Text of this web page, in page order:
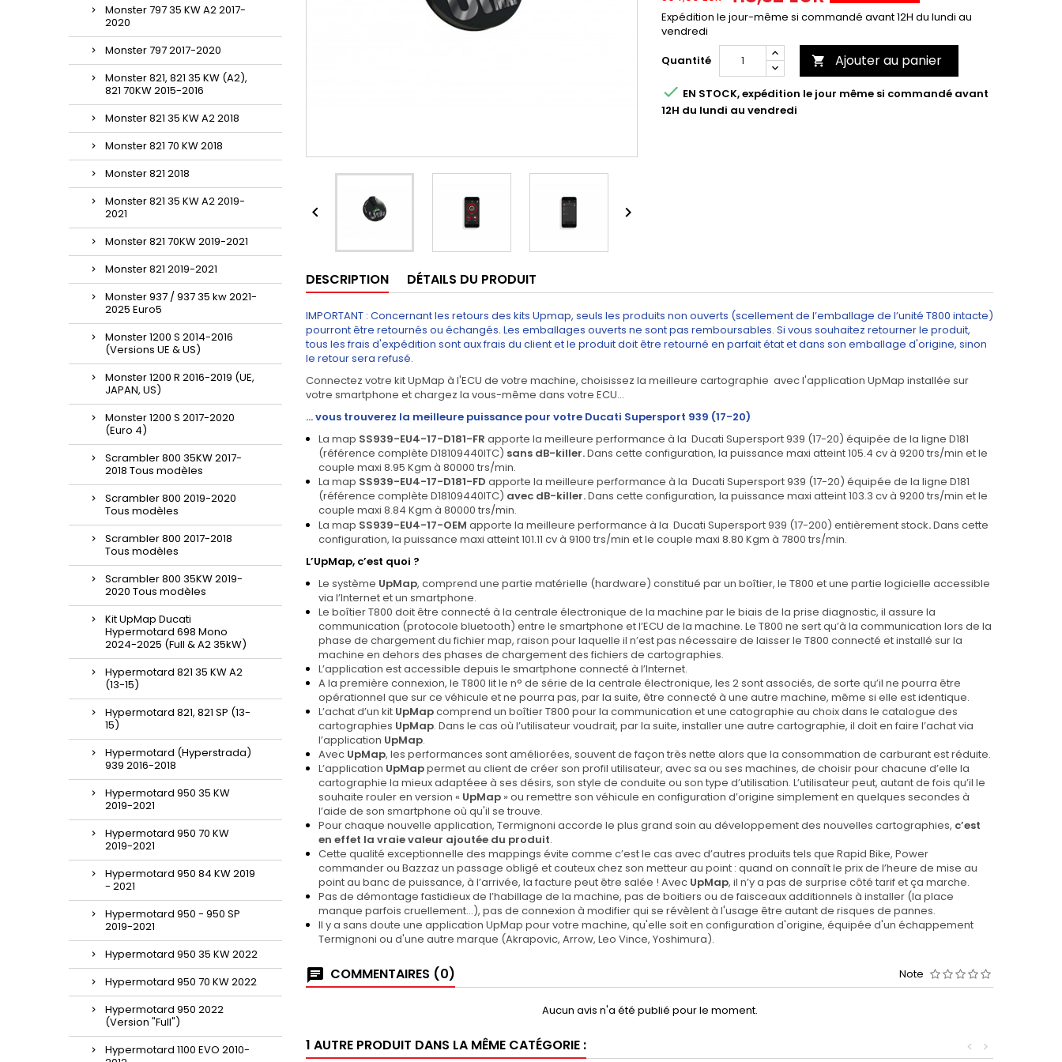
Monster 797 35 KW A2 2017-
2020
Monster 797 2017-2020
Monster 821, 821 35 KW (A2),
821 70KW 2015-2016
Monster 821 35 KW A2 2018
Monster 821 70 KW 2018
Monster 821 2018
Monster 821 35 KW A2 2019-
2021
Monster 821 70KW 2019-2021
Monster 821 2019-2021
Monster 937 / 937 35 kw 2021-
2025 Euro5
Monster 1200 S 2014-2016
(Versions UE & US)
Monster 1200 R 2016-2019 (UE,
JAPAN, US)
Monster 1200 S 2017-2020
(Euro 4)
Scrambler 800 35KW 2017-
2018 Tous modèles
Scrambler 800 2019-2020
Tous modèles
Scrambler 800 2017-2018
Tous modèles
Scrambler 800 35KW 2019-
2020 Tous modèles
Kit UpMap Ducati
Hypermotard 698 Mono
2024-2025 (Full & A2 35kW)
Hypermotard 821 35 KW A2
(13-15)
Hypermotard 821, 821 SP (13-
15)
Hypermotard (Hyperstrada)
939 2016-2018
Hypermotard 950 35 KW
2019-2021
Hypermotard 950 70 KW
2019-2021
Hypermotard 950 84 KW 2019
- 2021
Hypermotard 950 - 950 SP
2019-2021
Hypermotard 950 35 KW 2022
Hypermotard 950 70 KW 2022
Hypermotard 950 2022
(Version "Full")
Hypermotard 1100 EVO 2010-
 
Expédition le jour-même si commandé avant 12H du lundi au
vendredi
Quantité
 Ajouter au panier
 EN STOCK, expédition le jour même si commandé avant
12H du lundi au vendredi
DESCRIPTION DÉTAILS DU PRODUIT
IMPORTANT : Concernant les retours des kits Upmap, seuls les produits non ouverts (scellement de l’emballage de l’unité T800 intacte)
pourront être retournés ou échangés. Les emballages ouverts ne sont pas remboursables. Si vous souhaitez retourner le produit,
tous les frais d'expédition sont aux frais du client et le produit doit être retourné en parfait état et dans son emballage d'origine, sinon
le retour sera refusé.
Connectez votre kit UpMap à l'ECU de votre machine, choisissez la meilleure cartographie avec l'application UpMap installée sur
votre smartphone et chargez la vous-même dans votre ECU...
... vous trouverez la meilleure puissance pour votre Ducati Supersport 939 (17-20)
La map SS939-EU4-17-D181-FR apporte la meilleure performance à la Ducati Supersport 939 (17-20) équipée de la ligne D181
(référence complète D18109440ITC) sans dB-killer.Dans cette configuration, la puissance maxi atteint 105.4 cv à 9200 trs/min et le
couple maxi 8.95 Kgm à 80000 trs/min.
La map SS939-EU4-17-D181-FD apporte la meilleure performance à la Ducati Supersport 939 (17-20) équipée de la ligne D181
(référence complète D18109440ITC) avec dB-killer.Dans cette configuration, la puissance maxi atteint 103.3 cv à 9200 trs/min et le
couple maxi 8.84 Kgm à 80000 trs/min.
La map SS939-EU4-17-OEM apporte la meilleure performance à la Ducati Supersport 939 (17-200) entièrement stock.Dans cette
configuration, la puissance maxi atteint 101.11 cv à 9100 trs/min et le couple maxi 8.80 Kgm à 7800 trs/min.
L’UpMap, c’est quoi ?
Le système UpMap, comprend une partie matérielle (hardware) constitué par un boîtier, le T800 et une partie logicielle accessible
via l’Internet et un smartphone.
Le boîtier T800 doit être connecté à la centrale électronique de la machine par le biais de la prise diagnostic, il assure la
communication (protocole bluetooth) entre le smartphone et l’ECU de la machine. Le T800 ne sert qu’à la communication lors de la
phase de chargement du fichier map, raison pour laquelle il n’est pas nécessaire de laisser le T800 connecté et installé sur la
machine en dehors des phases de chargement des fichiers de cartographies.
L’application est accessible depuis le smartphone connecté à l’Internet.
A la première connexion, le T800 lit le n° de série de la centrale électronique, les 2 sont associés, de sorte qu’il ne pourra être
opérationnel que sur ce véhicule et ne pourra pas, par la suite, être connecté à une autre machine, même si elle est identique.
L’achat d’un kit UpMapcomprend un boîtier T800 pour la communication et une catographie au choix dans le catalogue des
cartographies UpMap. Dans le cas où l’utilisateur voudrait, par la suite, installer une autre cartographie, il doit en faire l’achat via
l’application UpMap.
Avec UpMap, les performances sont améliorées, souvent de façon très nette alors que la consommation de carburant est réduite.
L’application UpMappermet au client de créer son profil utilisateur, avec sa ou ses machines, de choisir pour chacune d’elle la
cartographie la mieux adaptéee à ses désirs, son style de conduite ou son type d’utilisation. L’utilisateur peut, autant de fois qu’il le
souhaite rouler en version « UpMap » ou remettre son véhicule en configuration d’origine simplement en quelques secondes à
l’aide de son smartphone où qu'il se trouve.
Pour chaque nouvelle application, Termignoni accorde le plus grand soin au développement des nouvelles cartographies, c’est
en effet la vraie valeur ajoutée du produit.
Cette qualité exceptionnelle des mappings évite comme c’est le cas avec d’autres produits tels que Rapid Bike, Power
commander ou Bazzaz un passage obligé et couteux chez son metteur au point : quand on connaît le prix de l’heure de mise au
point au banc de puissance, à l’arrivée, la facture peut être salée ! Avec UpMap, il n’y a pas de surprise côté tarif et ça marche.
Pas de démontage fastidieux de l’habillage de la machine, pas de boitiers ou de faisceaux additionnels à installer (la place
manque parfois cruellement…), pas de connexion à modifier qui se révèlent à l'usage être autant de risques de pannes.
Il y a sans doute une application UpMap pour votre machine, qu'elle soit en configuration d'origine, équipée d'un échappement
Termignoni ou d'une autre marque (Akrapovic, Arrow, Leo Vince, Yoshimura).
COMMENTAIRES (0) Note
Aucun avis n'a été publié pour le moment.
1 AUTRE PRODUIT DANS LA MÊME CATÉGORIE : >
<